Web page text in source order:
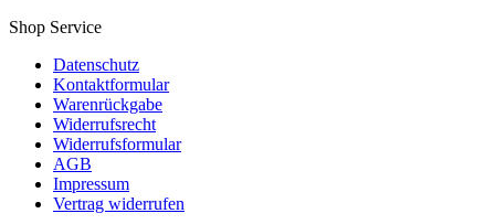
Shop Service
Datenschutz
Kontaktformular
Warenrückgabe
Widerrufsrecht
Widerrufsformular
AGB
Impressum
Vertrag widerrufen